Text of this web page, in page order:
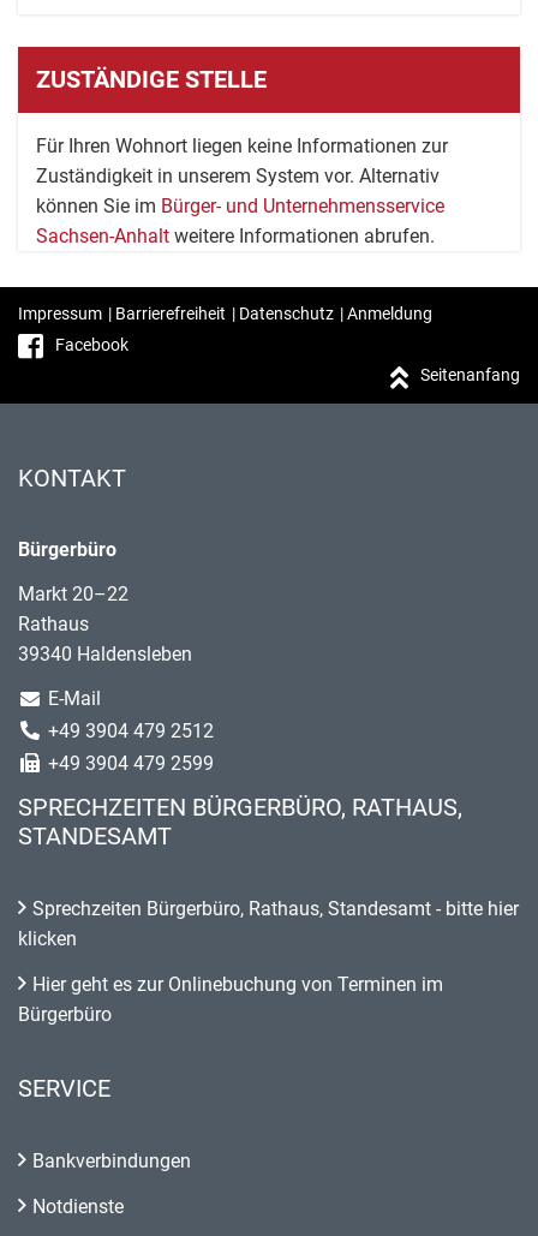
ZUSTÄNDIGE STELLE
Für Ihren Wohnort liegen keine Informationen zur
Zuständigkeit in unserem System vor. Alternativ
können Sie im Bürger- und Unternehmensservice
Sachsen-Anhalt weitere Informationen abrufen.
Impressum | Barrierefreiheit | Datenschutz |Anmeldung
Facebook
Seitenanfang
KONTAKT
Bürgerbüro
Markt 20–22
Rathaus
39340 Haldensleben
E-Mail
+49 3904 479 2512
+49 3904 479 2599
SPRECHZEITEN BÜRGERBÜRO, RATHAUS,
STANDESAMT
Sprechzeiten Bürgerbüro, Rathaus, Standesamt - bitte hier
klicken
Hier geht es zur Onlinebuchung von Terminen im
Bürgerbüro
SERVICE
Bankverbindungen
Notdienste